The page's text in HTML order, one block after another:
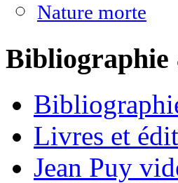
Nature morte
Livres et
Jean Puy